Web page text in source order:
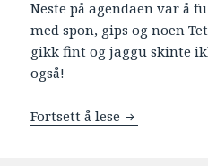
Neste på agendaen var å
med spon, gips og noen
gikk fint og jaggu skinte
også!
Fortsett å lese Bad – Gips